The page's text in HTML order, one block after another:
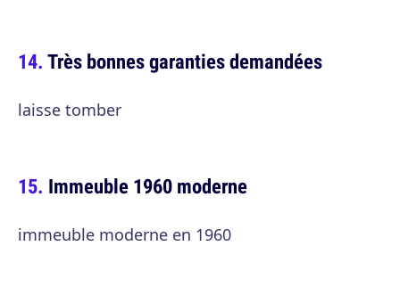
Très bonnes garanties demandées
laisse tomber
Immeuble 1960 moderne
immeuble moderne en 1960